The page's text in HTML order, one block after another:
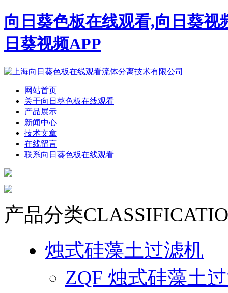
向日葵色板在线观看,向日葵
日葵视频APP
网站首页
关于向日葵色板在线观看
产品展示
新闻中心
技术文章
在线留言
联系向日葵色板在线观看
产品分类
烛式硅藻土过滤机
ZQF 烛式硅藻土